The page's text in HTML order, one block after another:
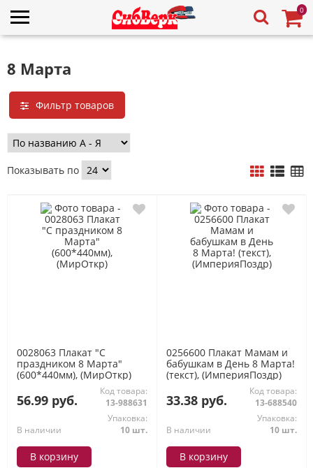
0
8 Марта
Фильтр товаров
Показывать по
0028063 Плакат "С
праздником 8 Марта"
(600*440мм), (МирОткр)
56.99 руб.
Код товара:
13-988631
В наличии
Упаковка:
10 шт.
В корзину
0256600 Плакат Мамам и
бабушкам в День 8 Марта!
(текст), (ИмперияПоздр)
33.38 руб.
Код товара:
13-688540
В наличии
Упаковка:
10 шт.
В корзину